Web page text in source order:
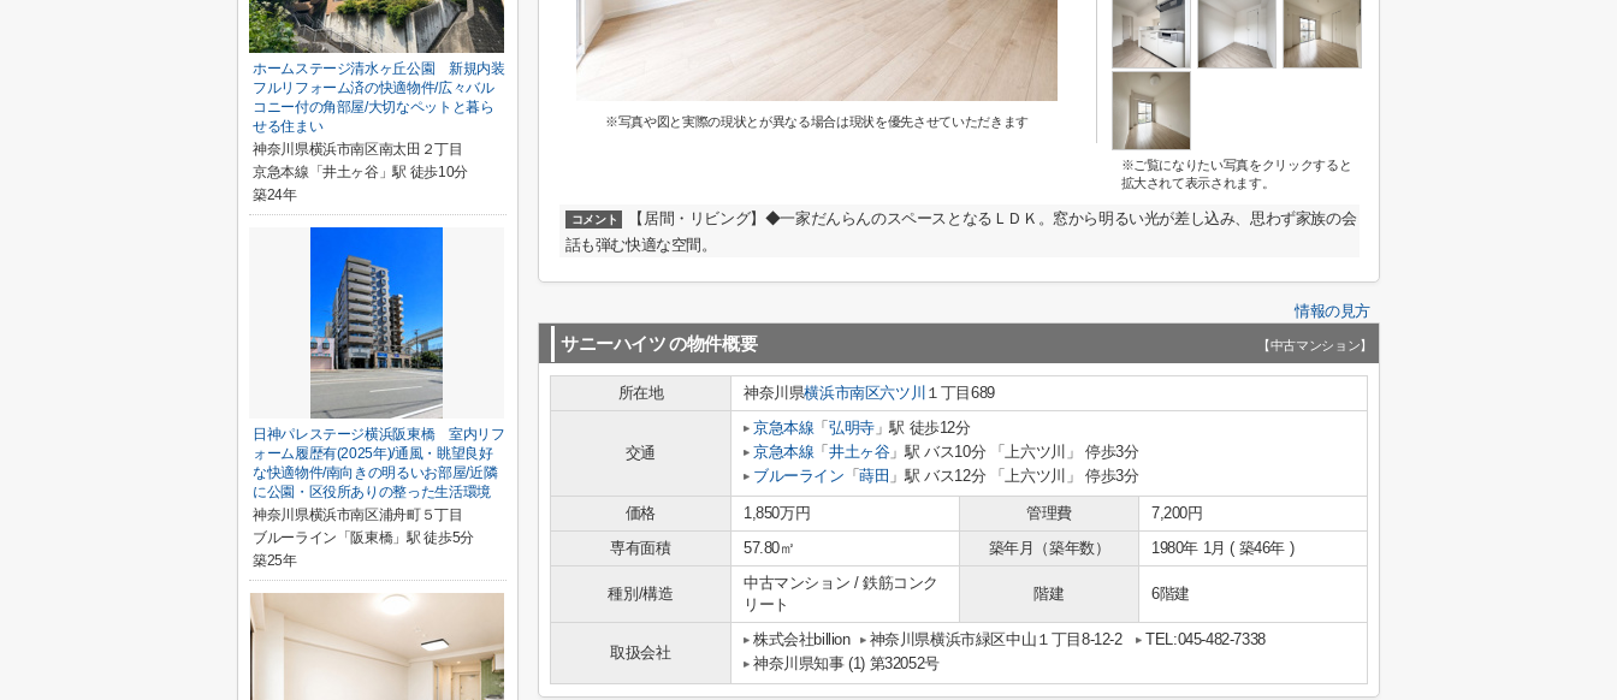
※写真や図と実際の現状とが異なる場合は現状を優先させていただきます
※ご覧になりたい写真をクリックすると
拡大されて表示されます。
コメント
【居間・リビング】◆一家だんらんのスペースとなるＬＤＫ。窓から明るい光が差し込み、思わず家族の会
話も弾む快適な空間。
情報の見方
サニーハイツ の物件概要 【中古マンション】
所在地 神奈川県横浜市南区六ツ川 １丁目689
交通
京急本線 「弘明寺」駅 徒歩12分
京急本線 「井土ヶ谷」駅 バス10分 「上六ツ川」 停歩3分
ブルーライン 「蒔田 」駅 バス12分 「上六ツ川」 停歩3分
価格 1,850万円 管理費
7,200円
専有面積
57.80㎡ 築年月（築年数） 1980年 1月 ( 築46年 )
種別/構造
中古マンション / 鉄筋コンク
リート
階建 6階建
取扱会社
株式会社billion 神奈川県横浜市緑区中山１丁目8-12-2
TEL:045-482-7338
神奈川県知事 (1) 第32052号
ホームステージ清水ヶ丘公園 新規内装
フルリフォーム済の快適物件/広々バル
コニー付の角部屋/大切なペットと暮ら
せる住まい
神奈川県横浜市南区南太田２丁目
京急本線「井土ヶ谷」駅 徒歩10分
築24年
日神パレステージ横浜阪東橋 室内リフ
ォーム履歴有(2025年)/通風・眺望良好
な快適物件/南向きの明るいお部屋/近隣
に公園・区役所ありの整った生活環境
神奈川県横浜市南区浦舟町５丁目
ブルーライン「阪東橋」駅 徒歩5分
築25年